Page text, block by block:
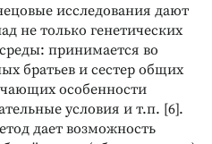
исследования дают
не только генетических
принимается во
братьев и сестер общих
особенности
условия и т.п. [6].
дает возможность